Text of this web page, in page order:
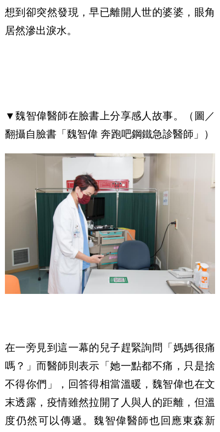
想到卻突然發現，早已離開人世的婆婆，眼角
居然滲出淚水。
▼魏智偉醫師在臉書上分享感人故事。（圖／
翻攝自臉書「魏智偉 奔跑吧鋼鐵急診醫師」）
在一旁見到這一幕的兒子趕緊詢問「媽媽很痛
嗎？」而醫師則表示「她一點都不痛，只是捨
不得你們」，回答得相當溫暖，魏智偉也在文
末透露，疫情雖然拉開了人與人的距離，但溫
度仍然可以傳遞。魏智偉醫師也回應東森新